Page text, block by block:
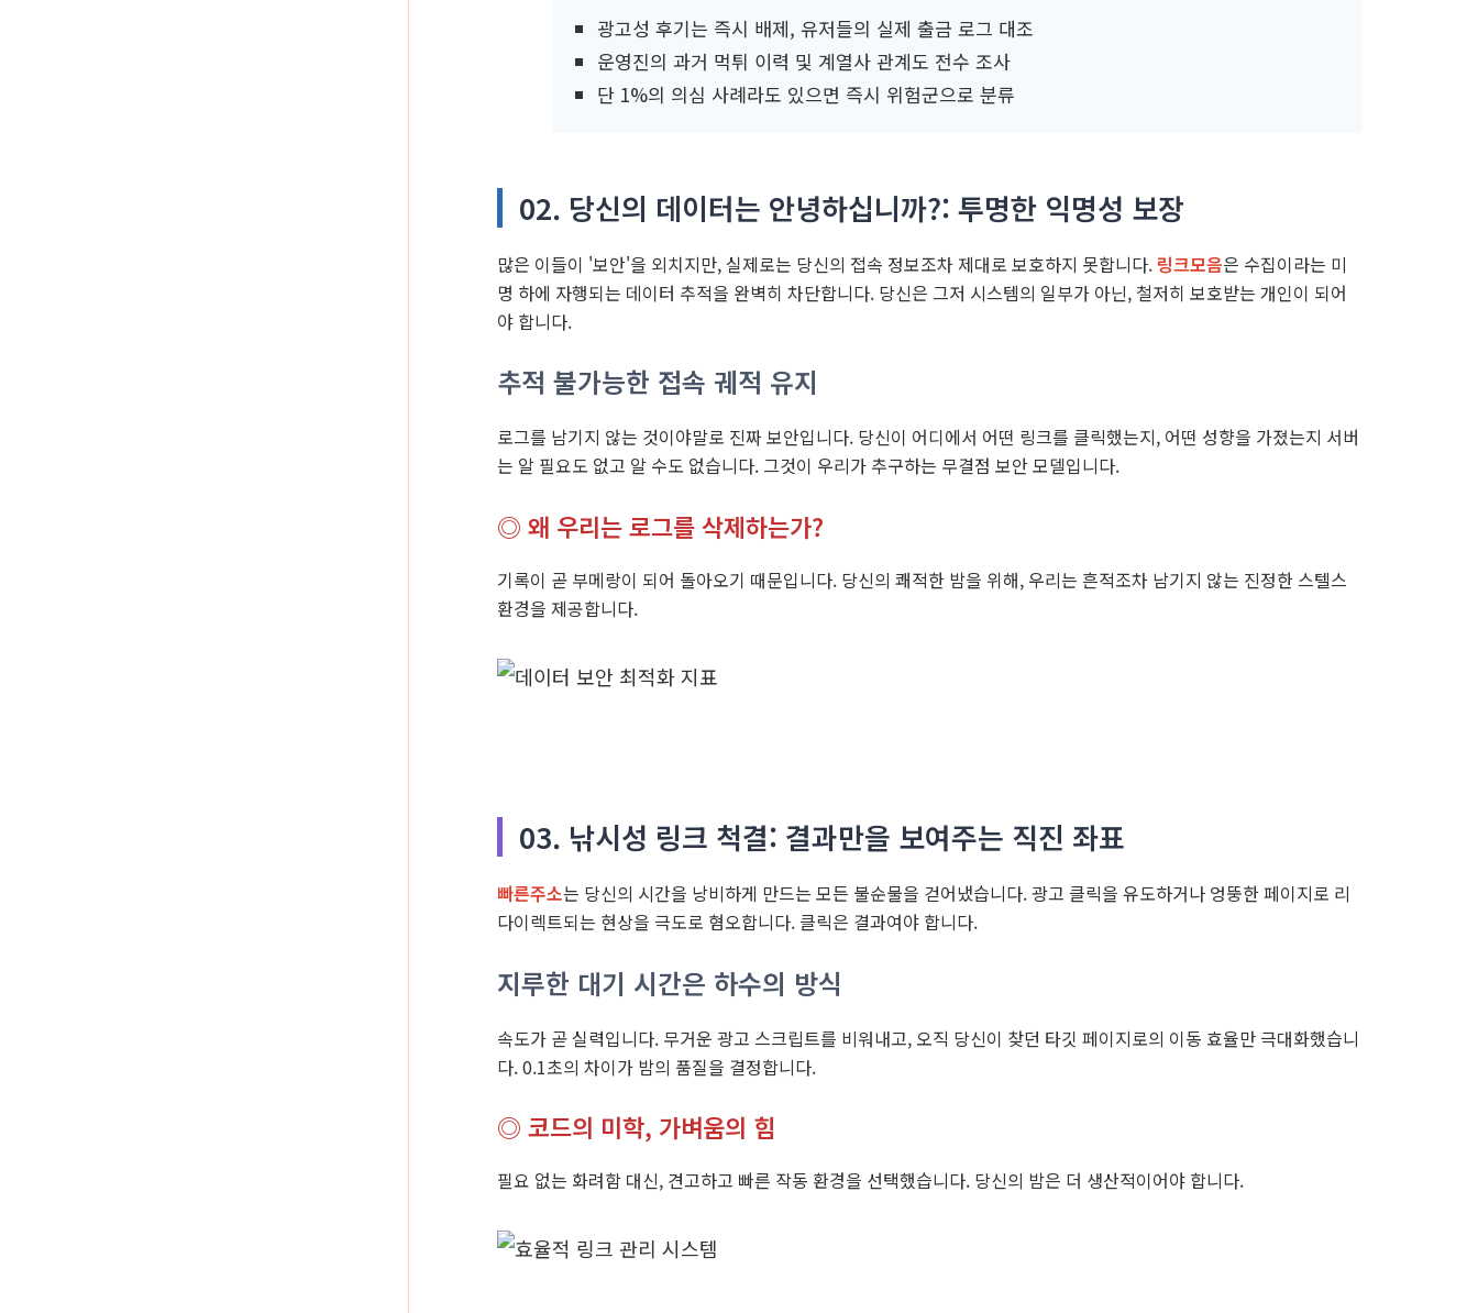
광고성 후기는 즉시 배제, 유저들의 실제 출금 로그 대조
운영진의 과거 먹튀 이력 및 계열사 관계도 전수 조사
단 1%의 의심 사례라도 있으면 즉시 위험군으로 분류
02. 당신의 데이터는 안녕하십니까?: 투명한 익명성 보장
많은 이들이 '보안'을 외치지만, 실제로는 당신의 접속 정보조차 제대로 보호하지 못합니다. 링크모음은 수집이라는 미
명 하에 자행되는 데이터 추적을 완벽히 차단합니다. 당신은 그저 시스템의 일부가 아닌, 철저히 보호받는 개인이 되어
야 합니다.
추적 불가능한 접속 궤적 유지
로그를 남기지 않는 것이야말로 진짜 보안입니다. 당신이 어디에서 어떤 링크를 클릭했는지, 어떤 성향을 가졌는지 서버
는 알 필요도 없고 알 수도 없습니다. 그것이 우리가 추구하는 무결점 보안 모델입니다.
◎ 왜 우리는 로그를 삭제하는가?
기록이 곧 부메랑이 되어 돌아오기 때문입니다. 당신의 쾌적한 밤을 위해, 우리는 흔적조차 남기지 않는 진정한 스텔스
환경을 제공합니다.
03. 낚시성 링크 척결: 결과만을 보여주는 직진 좌표
빠른주소는 당신의 시간을 낭비하게 만드는 모든 불순물을 걷어냈습니다. 광고 클릭을 유도하거나 엉뚱한 페이지로 리
다이렉트되는 현상을 극도로 혐오합니다. 클릭은 결과여야 합니다.
지루한 대기 시간은 하수의 방식
속도가 곧 실력입니다. 무거운 광고 스크립트를 비워내고, 오직 당신이 찾던 타깃 페이지로의 이동 효율만 극대화했습니
다. 0.1초의 차이가 밤의 품질을 결정합니다.
◎ 코드의 미학, 가벼움의 힘
필요 없는 화려함 대신, 견고하고 빠른 작동 환경을 선택했습니다. 당신의 밤은 더 생산적이어야 합니다.